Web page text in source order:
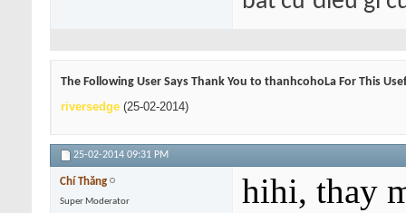
The Following User Says Thank You to thanhcohoLa For This
riversedge (25-02-2014)
25-02-2014 09:31 PM
Chí Thăng
Super Moderator
hihi, thay